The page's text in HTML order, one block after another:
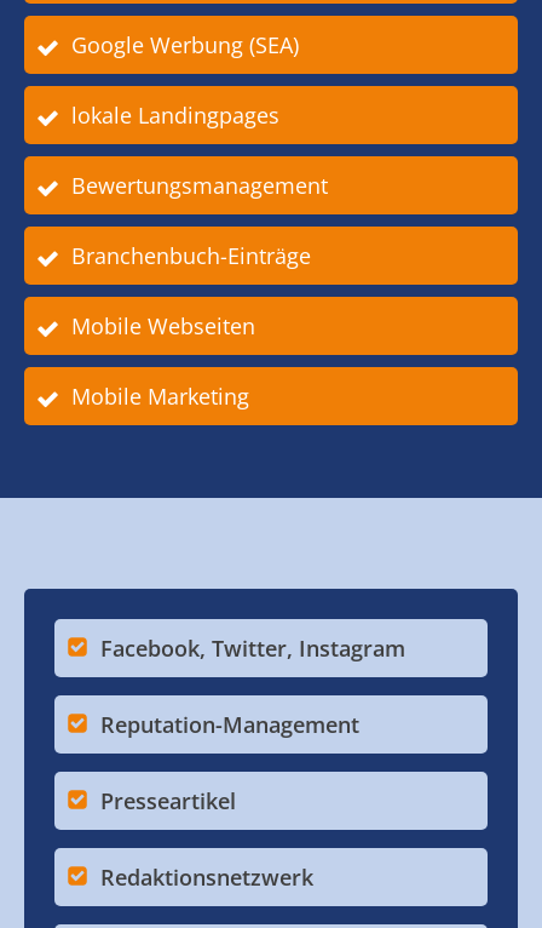
Google Werbung (SEA)
lokale Landingpages
Bewertungsmanagement
Branchenbuch-Einträge
Mobile Webseiten
Mobile Marketing
Facebook, Twitter, Instagram
Reputation-Management
Presseartikel
Redaktionsnetzwerk